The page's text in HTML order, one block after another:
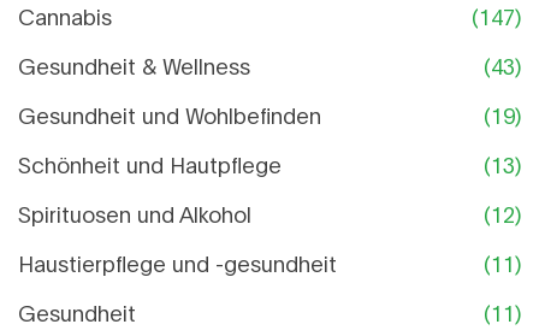
Cannabis
(147)
Gesundheit & Wellness
(43)
Gesundheit und Wohlbefinden
(19)
Schönheit und Hautpflege
(13)
Spirituosen und Alkohol
(12)
Haustierpflege und -gesundheit
(11)
Gesundheit
(11)